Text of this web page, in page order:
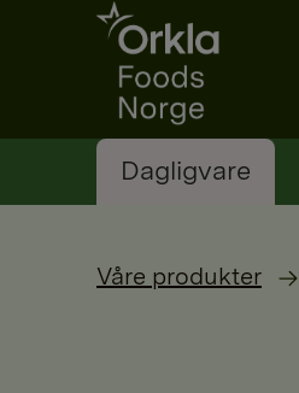
Go to frontpage
Dagligvare
Våre produkter